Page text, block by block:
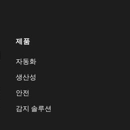
제품
자동화
생산성
안전
감지 솔루션